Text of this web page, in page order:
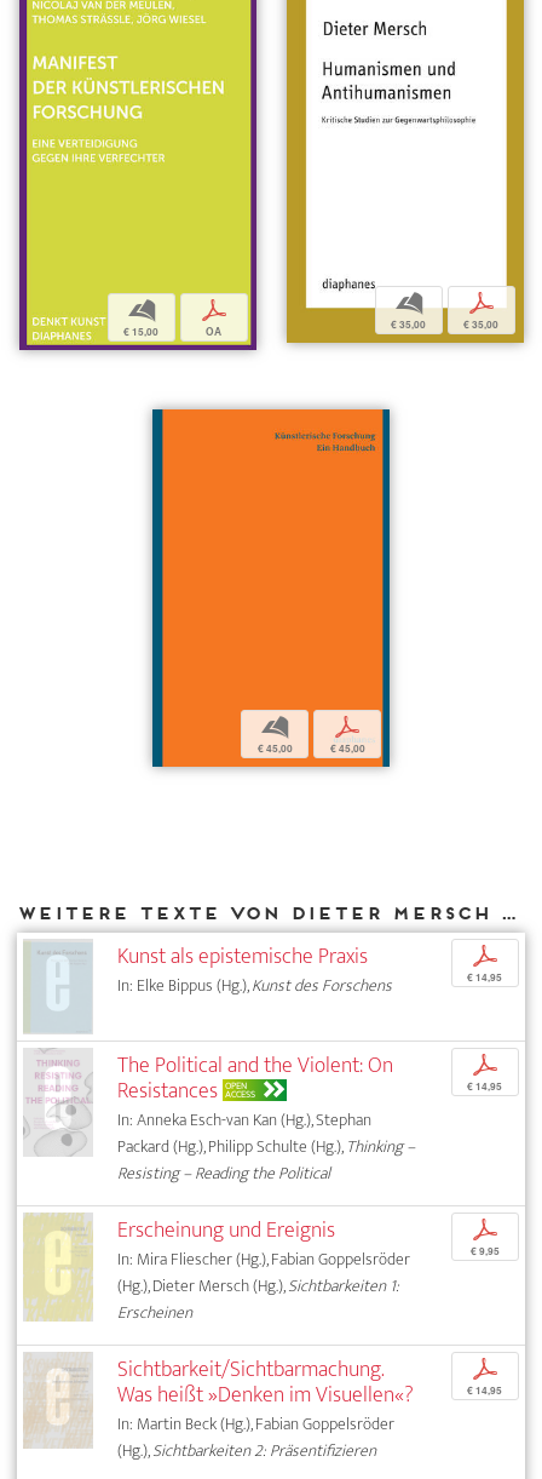
b
€ 15,00
p
OA
b
€ 35,00
p
€ 35,00
b
€ 45,00
p
€ 45,00
Weitere Texte von Dieter Mersch bei DIAPHANES
Kunst als epistemische Praxis
In: Elke Bippus (Hg.),Kunst des Forschens
p
€ 14,95
The Political and the Violent: On
Resistances OPEN
ACCESS
In: Anneka Esch-van Kan (Hg.), Stephan
Packard (Hg.), Philipp Schulte (Hg.),Thinking –
Resisting – Reading the Political
p
€ 14,95
Erscheinung und Ereignis
In: Mira Fliescher (Hg.), Fabian Goppelsröder
(Hg.), Dieter Mersch (Hg.),Sichtbarkeiten 1:
Erscheinen
p
€ 9,95
Sichtbarkeit/Sichtbarmachung.
Was heißt »Denken im Visuellen«?
In: Martin Beck (Hg.), Fabian Goppelsröder
(Hg.),Sichtbarkeiten 2: Präsentifizieren
p
€ 14,95